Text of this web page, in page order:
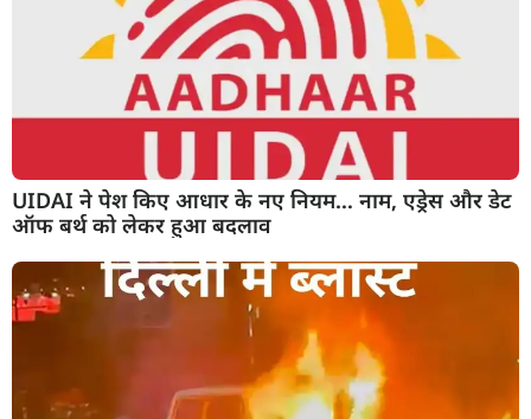
UIDAI ने पेश किए आधार के नए नियम… नाम, एड्रेस और डेट
ऑफ बर्थ को लेकर हुआ बदलाव